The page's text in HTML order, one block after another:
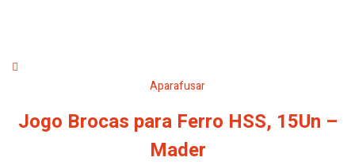
Aparafusar
Jogo Brocas para Ferro HSS, 15Un –
Mader